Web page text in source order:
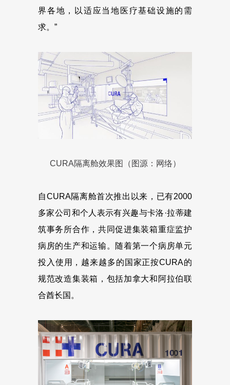
界各地，以适应当地医疗基础设施的需
求。”
CURA隔离舱效果图（图源：网络）
自CURA隔离舱首次推出以来，已有2000
多家公司和个人表示有兴趣与卡洛·拉蒂建
筑事务所合作，共同促进集装箱重症监护
病房的生产和运输。随着第一个病房单元
投入使用，越来越多的国家正按CURA的
规范改造集装箱，包括加拿大和阿拉伯联
合酋长国。